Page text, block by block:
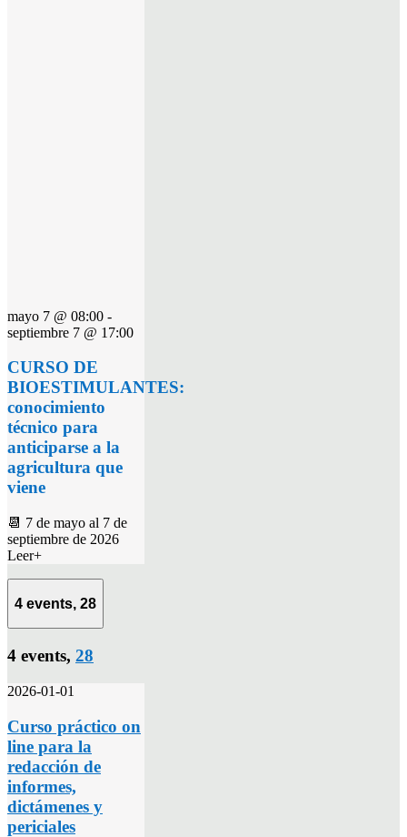
mayo 7 @ 08:00 -
septiembre 7 @ 17:00
CURSO DE
BIOESTIMULANTES:
conocimiento
técnico para
anticiparse a la
agricultura que
viene
📆 7 de mayo al 7 de
septiembre de 2026
Leer+
4 events, 28
4 events, 28
2026-01-01
Curso práctico on
line para la
redacción de
informes,
dictámenes y
periciales